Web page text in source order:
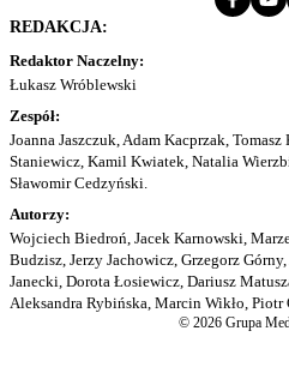
REDAKCJA:
Redaktor Naczelny:
Łukasz Wróblewski
Zespół:
Joanna Jaszczuk, Adam Kacprzak,
Staniewicz, Kamil Kwiatek, Natalia
Sławomir Cedzyński.
Autorzy:
Wojciech Biedroń, Jacek Karnowski,
Budzisz, Jerzy Jachowicz, Grzegorz
Janecki, Dorota Łosiewicz, Dariusz
Aleksandra Rybińska, Marcin Wikło, Piotr
© 2026 Grupa